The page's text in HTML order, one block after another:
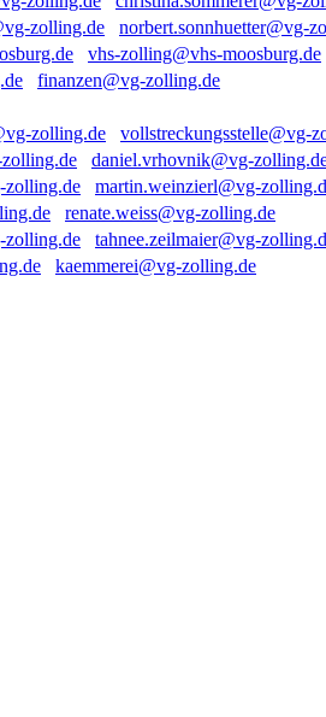
norbert.sonnhuetter@vg-
vhs-zolling@vhs-moosburg.de
finanzen@vg-zolling.de
vollstreckungsstelle@vg-
daniel.vrhovnik@vg-
martin.weinzierl@vg-
renate.weiss@vg-zolling.de
tahnee.zeilmaier@vg-
kaemmerei@vg-zolling.de